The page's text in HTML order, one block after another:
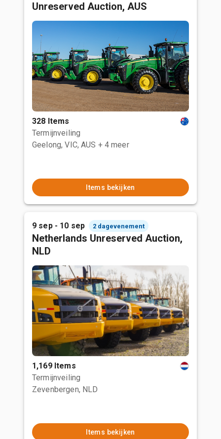
Unreserved Auction, AUS
328 Items
Termijnveiling
Geelong, VIC, AUS + 4 meer
Items bekijken
9 sep - 10 sep 2 dagevenement
Netherlands Unreserved Auction,
NLD
1,169 Items
Termijnveiling
Zevenbergen, NLD
Items bekijken